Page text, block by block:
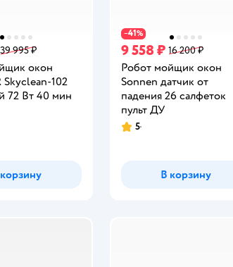
39 995 ₽
окон
Skyclean-102
72 Вт 40 мин
−41%
9 558 ₽ 16 200 ₽
Робот мойщик окон
Sonnen датчик от
падения 26 салфеток
пульт ДУ
Рейтинг:
5
В корзину